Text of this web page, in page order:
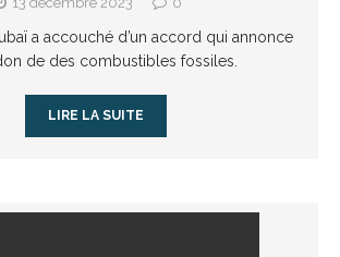
a accouché d’un accord qui annonce
de des combustibles fossiles.
LIRE LA SUITE